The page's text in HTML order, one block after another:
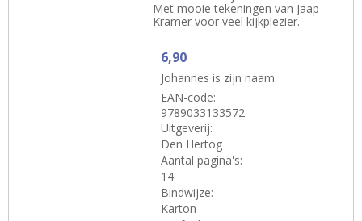
Met mooie tekeningen van Jaap
Kramer voor veel kijkplezier.
6,90
Johannes is zijn naam
EAN-code:
9789033133572
Uitgeverij:
Den Hertog
Aantal pagina's:
14
Bindwijze:
Karton